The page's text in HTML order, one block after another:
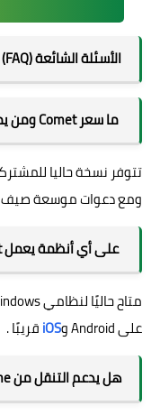
الأسئلة الشائعة (FAQ)
ما سعر Comet ومن يمكنه استخدامه؟
ومع دعوات موسعة صيف 2025
على أي أنظمة يعمل Comet؟
على Android و
iOSقريبًا .
هل يدعم التنقل من Chrome؟